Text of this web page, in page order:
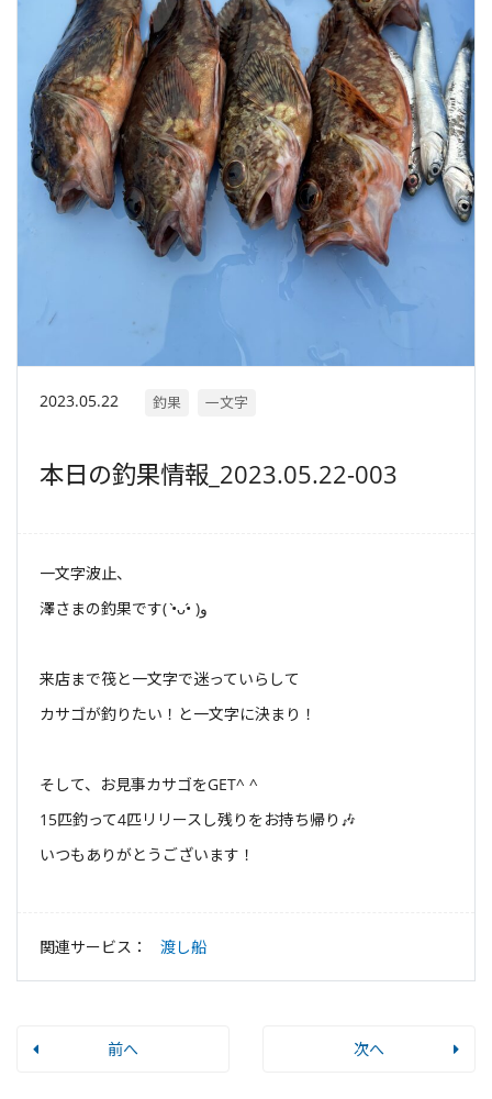
2023.05.22 釣果 一文字
本日の釣果情報_2023.05.22-003
一文字波止、
澤さまの釣果です( •̀ᴗ•́ )و
来店まで筏と一文字で迷っていらして
カサゴが釣りたい！と一文字に決まり！
そして、お見事カサゴをGET^ ^
15匹釣って4匹リリースし残りをお持ち帰り🎶
いつもありがとうございます！
関連サービス： 渡し船
前へ 次へ